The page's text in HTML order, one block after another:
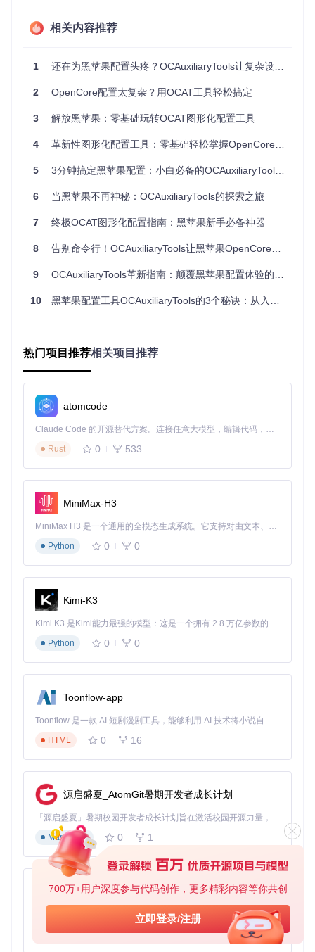
700万+用户深度参与代码创作，更多精彩内容等你共创
立即登录/注册
设
置
件
数
整
需查阅文档找到
分类标签页直观
操作速度
错
检
测
启动失败后需逐
一排查日志
实时验证并提示
建议
问题解决
80%
驱
管
手动下载、放置
kext文件并编辑
配置
需驱动组件
70%
版
本
理
手动备份不同版
内置配置快照和
管理成本
OCAT不仅是一个配置编辑器，更是一套完整的黑苹果解决方
括X59、X79、X99、X299等HEDT高端桌面平台的优化方
案。
图：OCAT的硬件配置数据库，提供海量硬件模板支持OpenC
ore配置
准备工作：3分钟搭建配置环境
获取工具：克隆项目仓库git clone https://gitcod
e.com/gh_mirrors/oc/OCAuxiliaryTools
选择版本：根据操作系统选择Windows、macOS或Linux
版本
核心配置：5步完成个性化设置
基础参数调整
键硬件信息
动处理依赖关系
引导设置配置：调整启动参数、主题和超时时间等用户体
保存配置文件：生成完整的config.plist文件和EFI目录结构
配置验证：使用内置ocvalidate工具全面检查配置合法性
EFI部署：通过工具的ESP分区管理功能，一键将配置文件
写入EFI分区
进阶技巧：从配置到精通的关键能力
如何用配置迁移功能实现系统升级
当你升级硬件或更新OpenCore版本时，OCAT的配置迁移功
能可以帮你快速转移关键设置：
在新系统中创建基础配置
使用"导入配置"功能加载旧配置文件
工具会智能合并兼容设置，并标记需要手动调整的部分
多版本管理解决什么问题
黑苹果配置常常需要反复尝试不同设置，OCAT的多版本管理
相关内容推荐
1 还在为黑苹果配置头疼？OCAuxiliaryTools让复杂设置变简单操作
2 OpenCore配置太复杂？用OCAT工具轻松搞定
3 解放黑苹果：零基础玩转OCAT图形化配置工具
4 革新性图形化配置工具：零基础轻松掌握OpenCore黑苹果启动管理
5 3分钟搞定黑苹果配置：小白必备的OCAuxiliaryTools图形化工具指南
6 当黑苹果不再神秘：OCAuxiliaryTools的探索之旅
7 终极OCAT图形化配置指南：黑苹果新手必备神器
8 告别命令行！OCAuxiliaryTools让黑苹果OpenCore配置小白也能轻松上手
9 OCAuxiliaryTools革新指南：颠覆黑苹果配置体验的图形化解决方案
10 黑苹果配置工具OCAuxiliaryTools的3个秘诀：从入门到精通
热门项目推荐相关项目推荐
atomcode
Claude Code 的开源替代方案。连接任意大模型，编辑代码，运行命令，自动验证 — 全自动执行。用 Rust 构建，极致性能。 ｜ An open-source alternative to Claude Code. Connect any LLM, edit code, run commands, and verify changes — autonomously. Built in Rust for speed. Get Started
Rust
0 533
MiniMax-H3
MiniMax H3 是一个通用的全模态生成系统。它支持对由文本、图像、视频和音频组成的多模态上下文进行统一理解，并能生成分辨率高达 2K、时长可达 15 秒的带原生立体声音频的视频。得益于面向任务泛化的系统设计，H3 在预训练阶段就已具备广泛的多模态上下文理解与生成能力，能够出色地执行复杂的多模态指令。
Python
0 0
Kimi-K3
Kimi K3 是Kimi能力最强的模型：这是一个拥有 2.8 万亿参数的混合专家（MoE）模型，具备原生视觉理解能力，并支持 100 万 token 的上下文窗口。
Python
0 0
Toonflow-app
Toonflow 是一款 AI 短剧漫剧工具，能够利用 AI 技术将小说自动转化为剧本，并结合 AI 生成的图片和视频，实现高效的短剧创作。借助 Toonflow，可以轻松完成从文字到影像的全流程，让短剧制作变得更加智能与便捷。
HTML
0 16
源启盛夏_AtomGit暑期开发者成长计划
「源启盛夏」暑期校园开发者成长计划旨在激活校园开源力量，通过积分激励、认证扶持、资源倾斜等形式，引导高校组织和开发者完成「入驻 — 建项目 — 做贡献 — 获认证 — 得资源」的完整闭环。无论你是想带领社团入驻平台的组织者，还是希望用代码贡献证明自己的开发者，都能在这里找到属于你的成长路径。
Markdown
0 1
AionUi
免费、本地、开源的 24/7 全天候 Cowork 应用，以及适用于 Gemini CLI、Claude Code、Codex、OpenCode、Qwen Code、Goose CLI、Auggie 等的 OpenClaw | 🌟 喜欢就点star吧
TypeScript
0 6